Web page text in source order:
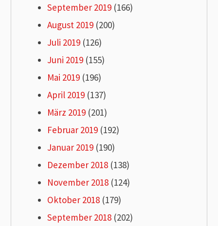
September 2019 (166)
August 2019 (200)
Juli 2019 (126)
Juni 2019 (155)
Mai 2019 (196)
April 2019 (137)
März 2019 (201)
Februar 2019 (192)
Januar 2019 (190)
Dezember 2018 (138)
November 2018 (124)
Oktober 2018 (179)
September 2018 (202)